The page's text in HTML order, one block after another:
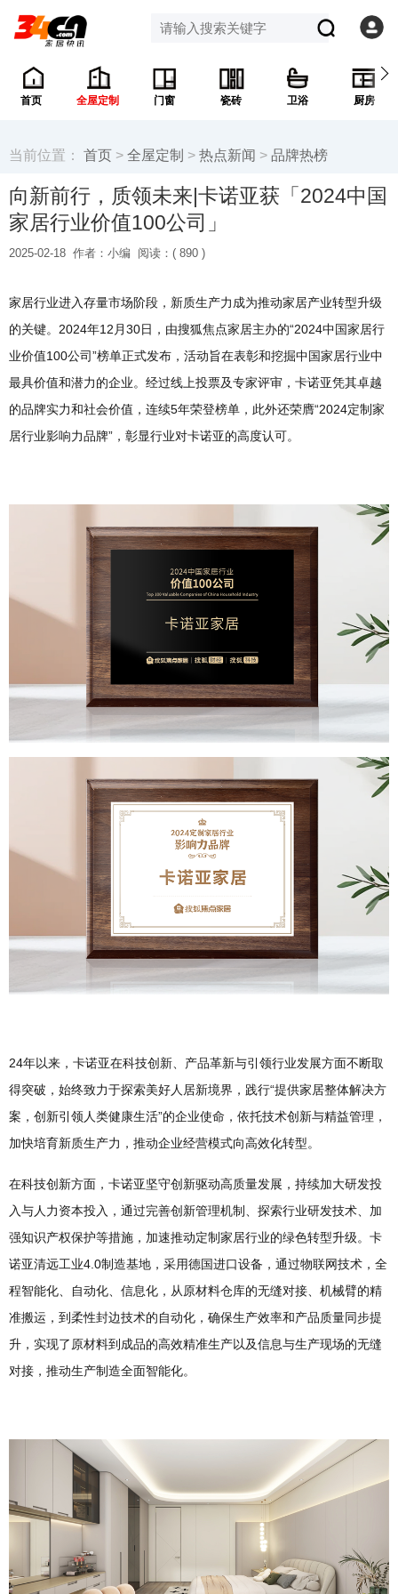
首页 全屋定制 门窗 瓷砖 卫浴 厨房
当前位置： 首页 > 全屋定制 > 热点新闻 > 品牌热榜
向新前行，质领未来|卡诺亚获「2024中国
家居行业价值100公司」
2025-02-18 作者：小编 阅读：( 890 )
家居行业进入存量市场阶段，新质生产力成为推动家居产业转型升级
的关键。2024年12月30日，由搜狐焦点家居主办的“2024中国家居行
业价值100公司”榜单正式发布，活动旨在表彰和挖掘中国家居行业中
最具价值和潜力的企业。经过线上投票及专家评审，卡诺亚凭其卓越
的品牌实力和社会价值，连续5年荣登榜单，此外还荣膺“2024定制家
居行业影响力品牌”，彰显行业对卡诺亚的高度认可。
24年以来，卡诺亚在科技创新、产品革新与引领行业发展方面不断取
得突破，始终致力于探索美好人居新境界，践行“提供家居整体解决方
案，创新引领人类健康生活”的企业使命，依托技术创新与精益管理，
加快培育新质生产力，推动企业经营模式向高效化转型。
在科技创新方面，卡诺亚坚守创新驱动高质量发展，持续加大研发投
入与人力资本投入，通过完善创新管理机制、探索行业研发技术、加
强知识产权保护等措施，加速推动定制家居行业的绿色转型升级。卡
诺亚清远工业4.0制造基地，采用德国进口设备，通过物联网技术，全
程智能化、自动化、信息化，从原材料仓库的无缝对接、机械臂的精
准搬运，到柔性封边技术的自动化，确保生产效率和产品质量同步提
升，实现了原材料到成品的高效精准生产以及信息与生产现场的无缝
对接，推动生产制造全面智能化。